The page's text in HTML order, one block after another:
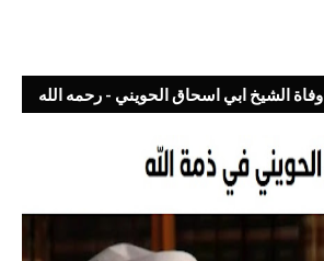
وفاة الشيخ ابي اسحاق الحويني - رحمه الله